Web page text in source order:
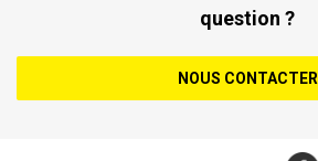
question ?
NOUS CONTACTER